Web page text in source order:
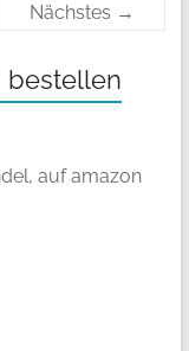
Nächstes →
bestellen
auf amazon